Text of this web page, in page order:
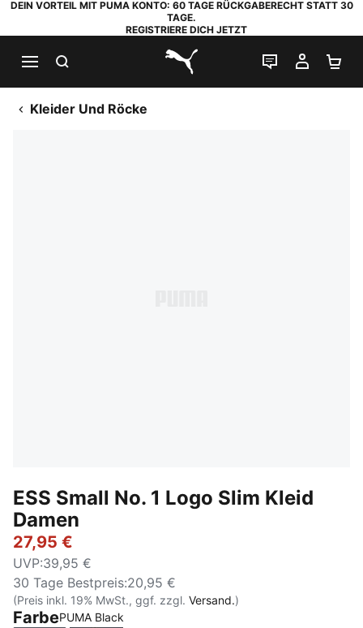
DEIN VORTEIL MIT PUMA KONTO: 60 TAGE RÜCKGABERECHT STATT 30
TAGE.
REGISTRIERE DICH JETZT
PUMA.com
LIVE-CHAT
MEIN
Kleider Und Röcke
ESS Small No. 1 Logo Slim Kleid
Damen
27,95 €
UVP:39,95 €
30 Tage Bestpreis:20,95 €
(Preis inkl. 19% MwSt., ggf. zzgl. Versand.)
FarbePUMA Black